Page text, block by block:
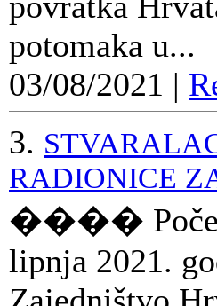
potomaka u...
03/08/2021 |
3.
RADIONICE
����
lipnja 2021.